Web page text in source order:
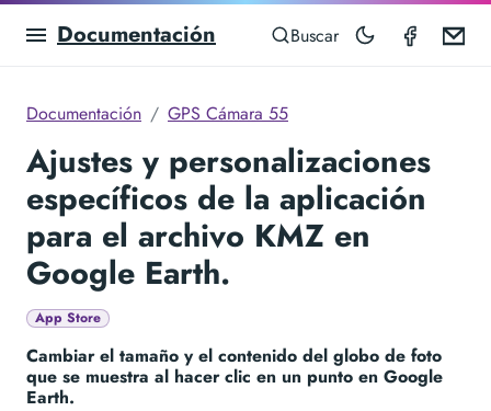
Documentación Buscar GPS
Documentación GPS Cámara 55
Ajustes y personalizaciones
específicos de la aplicación
para el archivo KMZ en
Google Earth.
App Store
Cambiar el tamaño y el contenido del globo de foto
que se muestra al hacer clic en un punto en Google
Earth.